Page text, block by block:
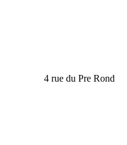
4 rue du Pre Rond